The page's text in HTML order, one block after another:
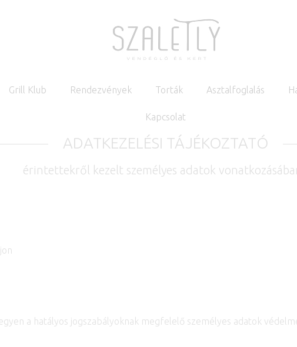
Grill Klub Rendezvények Torták Asztalfoglalás
Kapcsolat
ADATKEZELÉSI TÁJÉKOZTATÓ
érintettekről kezelt személyes adatok
a hatályos jogszabályoknak megfelelő személyes adatok